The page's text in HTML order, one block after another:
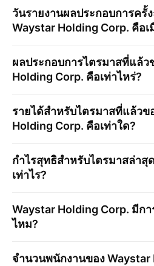
วันรายงานผลประกอบการครั้
Waystar Holding Corp. คือเ
ผลประกอบการไตรมาสที่แล้ว
Holding Corp. คือเท่าไหร่?
รายได้สำหรับไตรมาสที่แล้วข
Holding Corp. คือเท่าใด?
กำไรสุทธิสำหรับไตรมาสล่าสุ
เท่าไร?
Waystar Holding Corp. มีกา
ไหม?
จำนวนพนักงานของWaystar